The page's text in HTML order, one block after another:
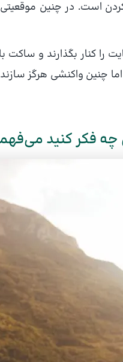
است. در چنین
را کنار بگذارند و ساکت
چنین واکنشی هرگز
چه فکر کنید